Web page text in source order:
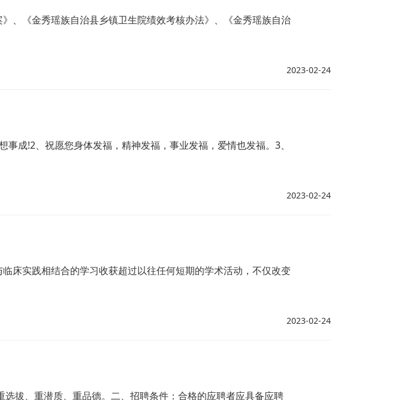
、《金秀瑶族自治县乡镇卫生院绩效考核办法》、《金秀瑶族自治
2023-02-24
成!2、祝愿您身体发福，精神发福，事业发福，爱情也发福。3、
2023-02-24
床实践相结合的学习收获超过以往任何短期的学术活动，不仅改变
2023-02-24
拔、重潜质、重品德。二、招聘条件：合格的应聘者应具备应聘